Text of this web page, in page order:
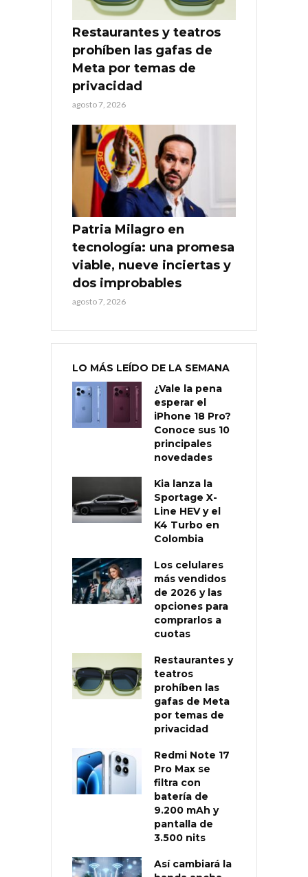
Restaurantes y teatros
prohíben las gafas de
Meta por temas de
privacidad
agosto 7, 2026
Patria Milagro en
tecnología: una promesa
viable, nueve inciertas y
dos improbables
agosto 7, 2026
LO MÁS LEÍDO DE LA SEMANA
¿Vale la pena
esperar el
iPhone 18 Pro?
Conoce sus 10
principales
novedades
Kia lanza la
Sportage X-
Line HEV y el
K4 Turbo en
Colombia
Los celulares
más vendidos
de 2026 y las
opciones para
comprarlos a
cuotas
Restaurantes y
teatros
prohíben las
gafas de Meta
por temas de
privacidad
Redmi Note 17
Pro Max se
filtra con
batería de
9.200 mAh y
pantalla de
3.500 nits
Así cambiará la